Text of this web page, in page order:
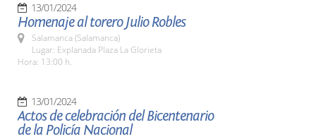
13/01/2024
Homenaje al torero Julio Robles
Salamanca (Salamanca)
Lugar: Explanada Plaza La Glorieta
Hora: 13:00 h.
13/01/2024
Actos de celebración del Bicentenario
de la Policía Nacional